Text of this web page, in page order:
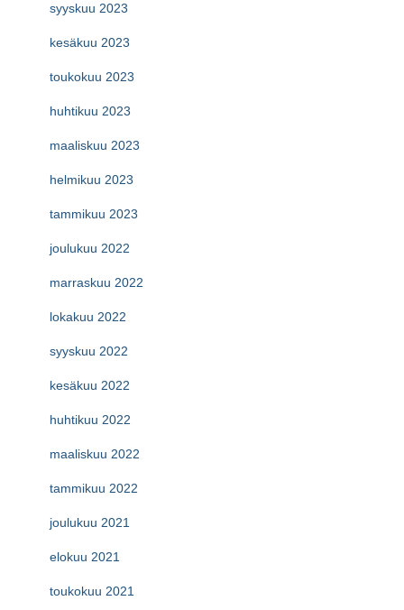
syyskuu 2023
kesäkuu 2023
toukokuu 2023
huhtikuu 2023
maaliskuu 2023
helmikuu 2023
tammikuu 2023
joulukuu 2022
marraskuu 2022
lokakuu 2022
syyskuu 2022
kesäkuu 2022
huhtikuu 2022
maaliskuu 2022
tammikuu 2022
joulukuu 2021
elokuu 2021
toukokuu 2021